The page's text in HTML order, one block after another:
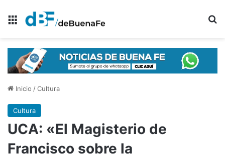
Menú
Inicio /Cultura
Cultura
UCA: «El Magisterio de
Francisco sobre la